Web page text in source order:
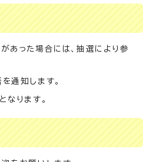
あった場合には、抽選により参
通知します。
なります。